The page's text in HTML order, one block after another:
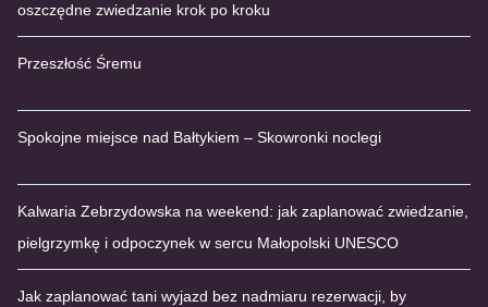
oszczędne zwiedzanie krok po kroku
Przeszłość Śremu
Spokojne miejsce nad Bałtykiem – Skowronki noclegi
Kalwaria Zebrzydowska na weekend: jak zaplanować zwiedzanie,
pielgrzymkę i odpoczynek w sercu Małopolski UNESCO
Jak zaplanować tani wyjazd bez nadmiaru rezerwacji, by